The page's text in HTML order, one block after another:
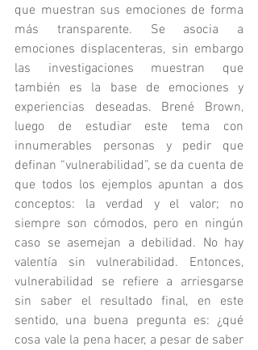
que muestran sus emociones de forma
más transparente. Se asocia a
emociones displacenteras, sin embargo
las investigaciones muestran que
también es la base de emociones y
experiencias deseadas. Brené Brown,
luego de estudiar este tema con
innumerables personas y pedir que
definan “vulnerabilidad”, se da cuenta de
que todos los ejemplos apuntan a dos
conceptos: la verdad y el valor; no
siempre son cómodos, pero en ningún
caso se asemejan a debilidad. No hay
valentía sin vulnerabilidad. Entonces,
vulnerabilidad se refiere a arriesgarse
sin saber el resultado final, en este
sentido, una buena pregunta es: ¿qué
cosa vale la pena hacer, a pesar de saber